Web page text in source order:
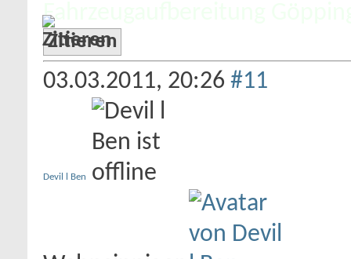
Fahrzeugaufbereitung
Zitieren
03.03.2011, 20:26 #11
Devil l Ben